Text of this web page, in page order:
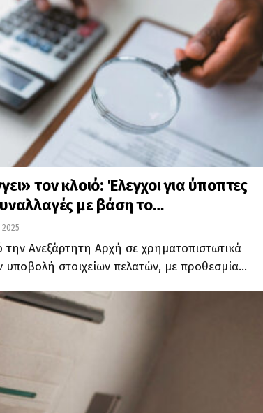
τον κλοιό: Έλεγχοι για ύποπτες
με βάση το…
2025
την Ανεξάρτητη Αρχή σε χρηματοπιστωτικά
υποβολή στοιχείων πελατών, με προθεσμία…